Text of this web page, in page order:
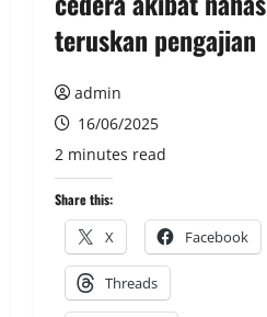
teruskan pengajian
admin
16/06/2025
2 minutes read
Share this:
X Facebook
Threads